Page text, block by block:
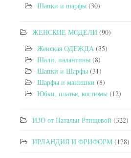
Шапки и шарфы (30)
ЖЕНСКИЕ МОДЕЛИ (90)
Женская ОДЕЖДА (35)
Шали, палантины (8)
Шапки и Шарфы (31)
Шарфы и манишки (8)
Юбки, платья, костюмы (12)
ИЗО от Натальи Ртищевой (322)
ИРЛАНДИЯ И ФРИФОРМ (128)